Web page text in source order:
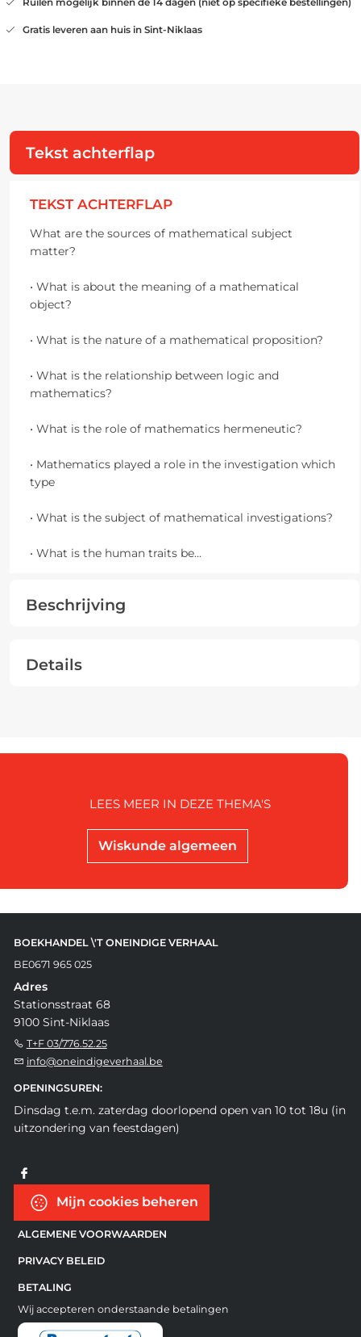
Gratis leveren aan huis in Sint-Niklaas
Tekst achterflap
TEKST ACHTERFLAP
What are the sources of mathematical subject
matter?
• What is about the meaning of a mathematical
object?
• What is the nature of a mathematical proposition?
• What is the relationship between logic and
mathematics?
• What is the role of mathematics hermeneutic?
• Mathematics played a role in the investigation which
type
• What is the subject of mathematical investigations?
• What is the human traits be...
Beschrijving
Details
Wiskunde algemeen
LEES MEER IN DEZE THEMA'S
BOEKHANDEL \'T ONEINDIGE VERHAAL
BE0671 965 025
Adres
Stationsstraat 68
9100 Sint-Niklaas
T+F 03/776.52.25
info@oneindigeverhaal.be
OPENINGSUREN:
Dinsdag t.e.m. zaterdag doorlopend open van 10 tot 18u (in
uitzondering van feestdagen)
Mijn cookies beheren
ALGEMENE VOORWAARDEN
PRIVACY BELEID
BETALING
Wij accepteren onderstaande betalingen